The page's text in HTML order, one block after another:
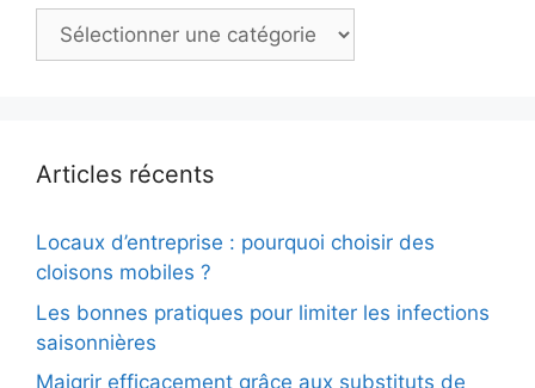
Catégories
Articles récents
Locaux d’entreprise : pourquoi choisir des
cloisons mobiles ?
Les bonnes pratiques pour limiter les infections
saisonnières
Maigrir efficacement grâce aux substituts de